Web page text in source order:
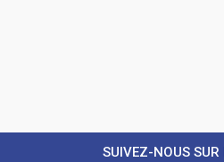
SUIVEZ-NOUS SUR